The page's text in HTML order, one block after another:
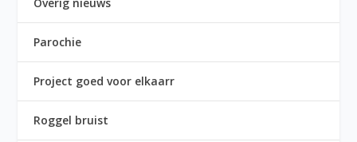
Overig nieuws
Parochie
Project goed voor elkaarr
Roggel bruist